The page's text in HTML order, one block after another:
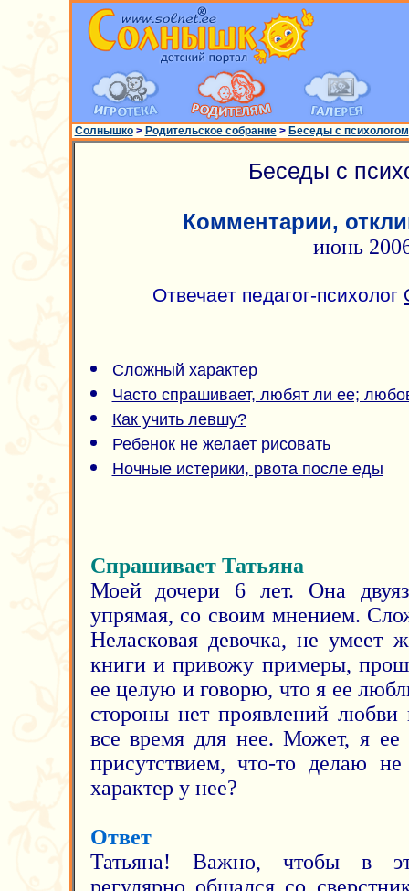
Солнышко> Родительское собрание> Беседы с психологом
Беседы с
Комментарии,
июнь
Отвечает педагог-психолог
Сложный характер
Часто спрашивает, любят ли ее;
Как учить левшу?
Ребенок не желает рисовать
Ночные истерики, рвота после еды
Спрашивает Татьяна
Моей дочери 6 лет. Она
упрямая, со своим мнением.
Неласковая девочка, не умеет
книги и привожу примеры,
ее целую и говорю, что я ее
стороны нет проявлений
все время для нее. Может, я
присутствием, что-то делаю
характер у нее?
Ответ
Татьяна! Важно, чтобы в